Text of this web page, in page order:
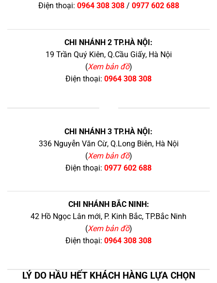
Điện thoại: 0964 308 308/ 0977 602 688
CHI NHÁNH 2 TP.HÀ NỘI:
19 Trần Quý Kiên, Q.Cầu Giấy, Hà Nội
(Xem bản đồ)
Điện thoại: 0964 308 308
CHI NHÁNH 3 TP.HÀ NỘI:
336 Nguyễn Văn Cừ, Q.Long Biên, Hà Nội
(Xem bản đồ)
Điện thoại: 0977 602 688
CHI NHÁNH BẮC NINH:
42 Hồ Ngọc Lân mới, P. Kinh Bắc, TP.Bắc Ninh
(Xem bản đồ)
Điện thoại: 0964 308 308
LÝ DO HẦU HẾT KHÁCH HÀNG LỰA CHỌN